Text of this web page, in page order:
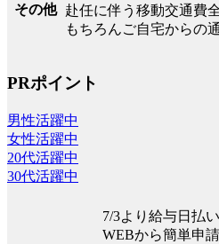
その他 赴任に伴う移動交通費
もちろんご自宅からの
PRポイント
男性活躍中
女性活躍中
20代活躍中
30代活躍中
7/3より給与日払
WEBから簡単申